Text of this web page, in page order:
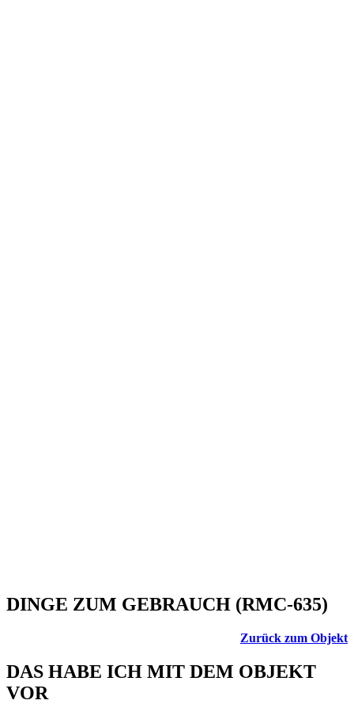
DINGE ZUM GEBRAUCH (RMC-635)
Zurück zum Objekt
DAS HABE ICH MIT DEM OBJEKT
VOR